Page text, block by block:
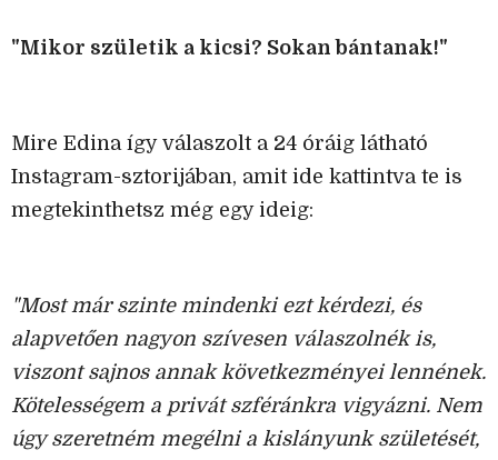
"Mikor születik a kicsi? Sokan bántanak!"
Mire Edina így válaszolt a 24 óráig látható
Instagram-sztorijában, amit ide kattintva te is
megtekinthetsz még egy ideig:
"Most már szinte mindenki ezt kérdezi, és
alapvetően nagyon szívesen válaszolnék is,
viszont sajnos annak következményei lennének.
Kötelességem a privát szféránkra vigyázni. Nem
úgy szeretném megélni a kislányunk születését,